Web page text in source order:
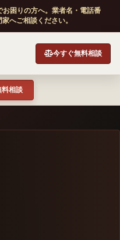
困りの方へ。業者名・電話番
へご相談ください。
今すぐ無料相談
料相談